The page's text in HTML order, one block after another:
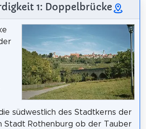
1: Doppelbrücke
südwestlich des Stadtkerns der
Stadt Rothenburg ob der Tauber